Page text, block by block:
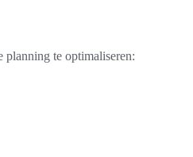
planning te optimaliseren: